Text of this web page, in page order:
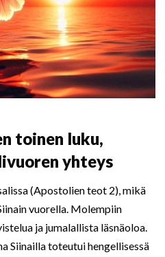
toinen luku,
yhteys
(Apostolien teot 2), mikä
vuorella. Molempiin
ja jumalallista läsnäoloa.
Siinailla toteutui hengellisessä